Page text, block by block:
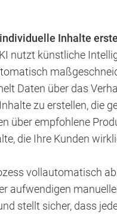
Inhalte
nutzt künstliche
Daten über das
zu erstellen, die
über empfohlene
die Ihre Kunden
vollautomatisch
aufwendigen
stellt sicher, dass